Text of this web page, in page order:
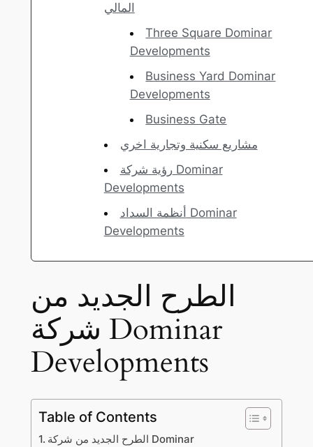
المالي
Three Square Dominar
Developments
Business Yard Dominar
Developments
Business Gate
مشاريع سكنية وتجارية اخري
رؤية شركة Dominar
Developments
أنظمة السداد Dominar
Developments
الطرح الجديد من
شركة Dominar
Developments
Table of Contents
الطرح الجديد من شركة Dominar